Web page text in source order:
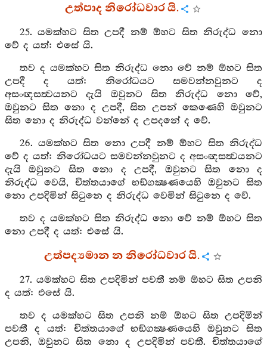
උත්පාද නිරෝධවාර යි.
25. යමක්හට සිත උපදී නම් ඕහට සිත නිරුද්ධ නො
වේ ද යත්: එසේ යි.
තව ද යමක්හට සිත නිරුද්ධ නො වේ නම් ඕහට සිත
උපදී ද යත්: නිරෝධයට සමවන්නවුනට ද
අසංඥසත්‍වයනට දැයි ඔවුනට සිත නිරුද්ධ නො වේ,
ඔවුනට සිත නො ද උපදී, සිත උපන් කෙණෙහි ඔවුනට
සිත නො ද නිරුද්ධ වන්නේ ද උපදනේ ද වේ.
26. යමක්හට සිත නො උපදී නම් ඕහට සිත නිරුද්ධ
වේ ද යත්: නිරෝධයට සමවන්නවුනට ද අසංඥසත්‍වයනට
දැයි ඔවුනට සිත නො ද උපදී, ඔවුනට සිත නො ද
නිරුද්ධ වෙයි, චිත්තයාගේ භඞ්ගක්‍ෂණයෙහි ඔවුනට සිත
නො උපදිමින් සිටුනෙ ද නිරුද්ධ වෙමින් සිටුනෙ ද වේ.
තව ද යමක්හට සිත නිරුද්ධ නො වේ නම් ඕහට සිත
නො උපදී ද යත්: එසේ යි.
උත්පද්‍යමාන න නිරෝධවාර යි.
27. යමක්හට සිත උපදිමින් පවතී නම් ඕහට සිත උපනි
ද යත්: එසේ යි.
තව ද යමක්හට සිත උපනි නම් ඕහට සිත උපදිමින්
පවතී ද යත්: චිත්තයාගේ භඞ්ගක්‍ෂණයෙහි ඔවුනට සිත
උපනි, ඔවුනට සිත නො ද උපදිමින් පවතී. චිත්තයාගේ